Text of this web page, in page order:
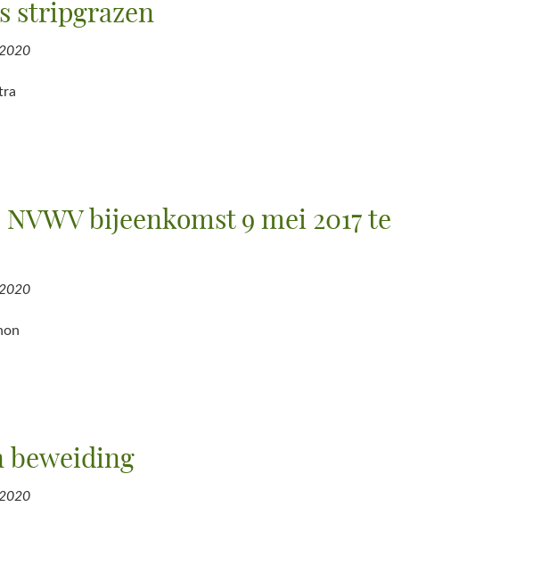
stripgrazen
NVWV bijeenkomst 9 mei 2017 te
beweiding